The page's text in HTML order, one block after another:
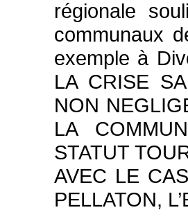
régionale
communaux
exemple à
LA CRISE
NON
LA
STATUT
AVEC LE
PELLATON,